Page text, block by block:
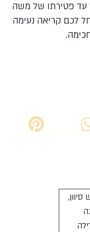
עד פטירתו של משה
לכם קריאה נעימה